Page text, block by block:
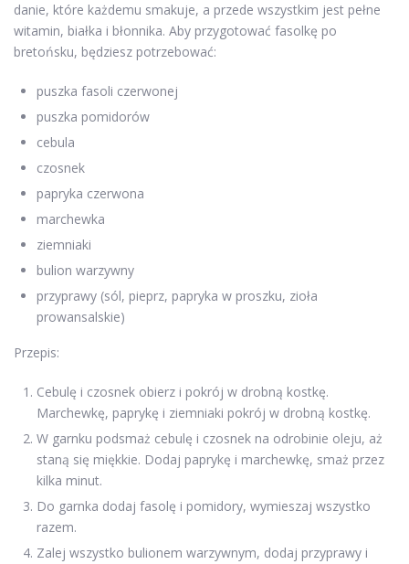
danie, które każdemu smakuje, a przede wszystkim jest pełne
witamin, białka i błonnika. Aby przygotować fasolkę po
bretońsku, będziesz potrzebować:
puszka fasoli czerwonej
puszka pomidorów
cebula
czosnek
papryka czerwona
marchewka
ziemniaki
bulion warzywny
przyprawy (sól, pieprz, papryka w proszku, zioła
prowansalskie)
Przepis:
Cebulę i czosnek obierz i pokrój w drobną kostkę.
Marchewkę, paprykę i ziemniaki pokrój w drobną kostkę.
W garnku podsmaż cebulę i czosnek na odrobinie oleju, aż
staną się miękkie. Dodaj paprykę i marchewkę, smaż przez
kilka minut.
Do garnka dodaj fasolę i pomidory, wymieszaj wszystko
razem.
Zalej wszystko bulionem warzywnym, dodaj przyprawy i